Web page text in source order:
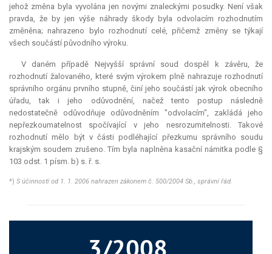
jehož změna byla vyvolána jen novými znaleckými posudky. Není však
pravda, že by jen výše náhrady škody byla odvolacím rozhodnutím
změněna; nahrazeno bylo rozhodnutí celé, přičemž změny se týkají
všech součástí původního výroku.
V daném případě Nejvyšší správní soud dospěl k závěru, že
rozhodnutí žalovaného, které svým výrokem plně nahrazuje rozhodnutí
správního orgánu prvního stupně, činí jeho součástí jak výrok obecního
úřadu, tak i jeho odůvodnění, načež tento postup následně
nedostatečně odůvodňuje odůvodněním "odvolacím", zakládá jeho
nepřezkoumatelnost spočívající v jeho nesrozumitelnosti. Takové
rozhodnutí mělo být v části podléhající přezkumu správního soudu
krajským soudem zrušeno. Tím byla naplněna kasační námitka podle §
103 odst. 1 písm. b) s. ř. s.
*) S účinností od 1. 1. 2006 nahrazen zákonem č. 500/2004 Sb., správní řád.